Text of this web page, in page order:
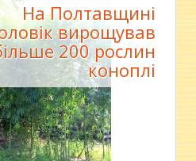
На Полтавщині
вирощував
200 рослин
коноплі